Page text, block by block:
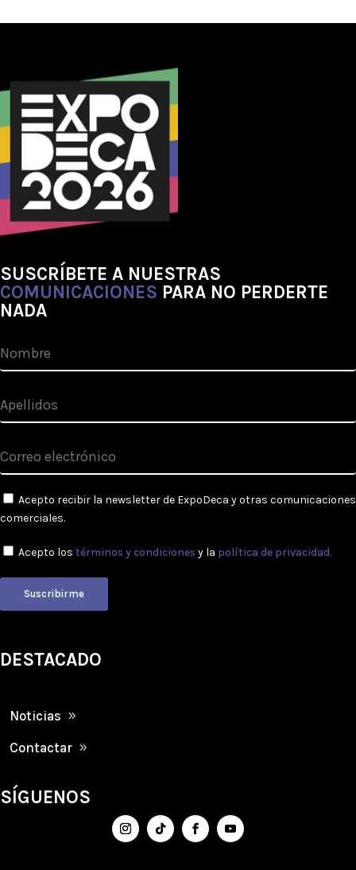
SUSCRÍBETE A NUESTRAS
COMUNICACIONES PARA NO PERDERTE
NADA
Acepto recibir la newsletter de ExpoDeca y otras comunicaciones
comerciales.
Acepto los términos y condiciones y la política de privacidad.
Suscribirme
DESTACADO
Noticias
Contactar
SÍGUENOS